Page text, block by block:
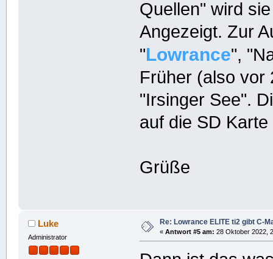
Quellen" wird
Angezeigt. Zur
"Lowrance",
Früher (also vor
"Irsinger See".
auf die SD
Grüße
Luke
Administrator
Re: Lowrance ELITE ti2 gibt C-
« Antwort #5 am: 28 Oktober 2022,